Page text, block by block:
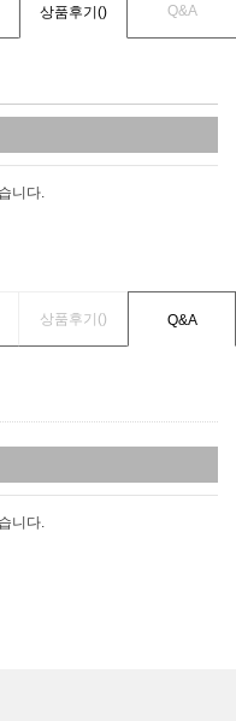
상품후기() Q&A
니다.
상품후기() Q&A
니다.